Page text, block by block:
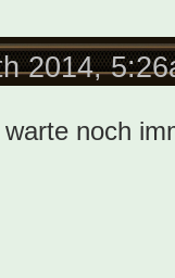
2014,
warte noch